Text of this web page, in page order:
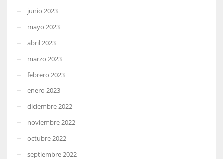
junio 2023
mayo 2023
abril 2023
marzo 2023
febrero 2023
enero 2023
diciembre 2022
noviembre 2022
octubre 2022
septiembre 2022